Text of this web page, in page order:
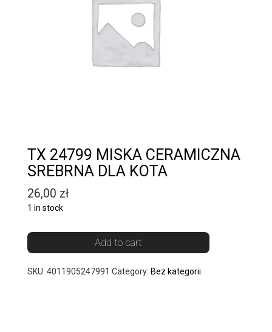
TX 24799 MISKA CERAMICZNA
SREBRNA DLA KOTA
26,00 zł
1 in stock
Add to cart
SKU: 4011905247991 Category: Bez kategorii